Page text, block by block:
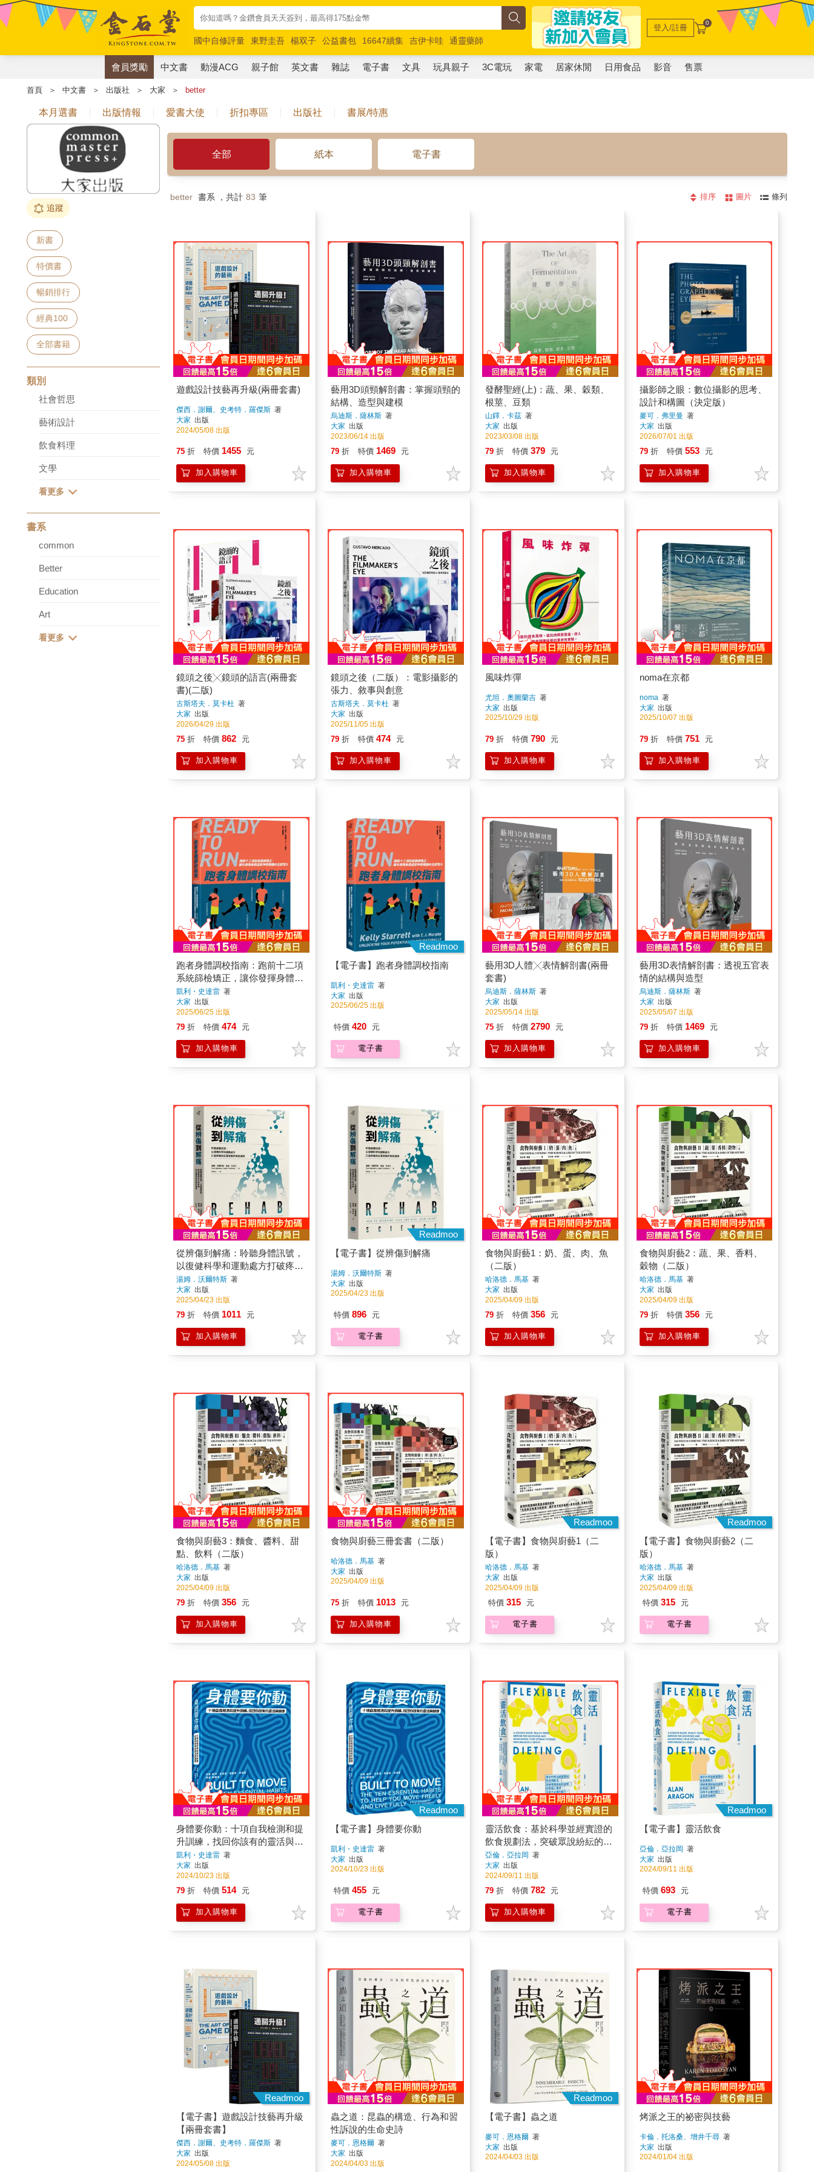
國中自修評量 東野圭吾 楊双子 公益書包 16647續集 吉伊卡哇
通靈藥師
唯紅花綻放
奧德賽 路邊攤新作 馬斯克 玩具總動員5 超慢跑
登入/註冊 0
會員獎勵 中文書 動漫ACG 親子館 英文書 雜誌 電子書 文具 玩具親子 3C電玩 家電 居家休閒 日用食品 影音 售票
首頁 ＞ 中文書 ＞ 出版社 ＞ 大家 ＞ better
本月選書 出版情報 愛書大使 折扣專區 出版社 書展/特惠
追蹤
新書
特價書
暢銷排行
經典100
全部書籍
類別
社會哲思
藝術設計
飲食料理
文學
書系
common
Better
Education
Art
全部 紙本 電子書
better 書系 ，共計 83 筆 排序 圖片 條列
遊戲設計技藝再升級(兩冊套書)
傑西．謝爾、史考特．羅傑斯 著
大家 出版
2024/05/08 出版
75 折 特價 1455 元
加入購物車
藝用3D頭頸解剖書：掌握頭頸的
結構、造型與建模
烏迪斯．薩林斯著
大家 出版
2023/06/14 出版
79 折 特價 1469 元
加入購物車
發酵聖經(上)：蔬、果、穀類、
根莖、豆類
山鐸．卡茲著
大家 出版
2023/03/08 出版
79 折 特價 379 元
加入購物車
攝影師之眼：數位攝影的思考、
設計和構圖（決定版）
麥可．弗里曼 著
大家 出版
2026/07/01 出版
79 折 特價 553 元
加入購物車
鏡頭之後╳鏡頭的語言(兩冊套
書)(二版)
古斯塔夫．莫卡杜 著
大家 出版
2026/04/29 出版
75 折 特價 862 元
加入購物車
鏡頭之後（二版）：電影攝影的
張力、敘事與創意
古斯塔夫．莫卡杜 著
大家 出版
2025/11/05 出版
79 折 特價 474 元
加入購物車
風味炸彈
尤坦．奧圖蘭吉著
大家 出版
2025/10/29 出版
79 折 特價 790 元
加入購物車
noma在京都
noma著
大家 出版
2025/10/07 出版
79 折 特價 751 元
加入購物車
跑者身體調校指南：跑前十二項
系統篩檢矯正，讓你發揮身體這
部神奇機器的全部潛力
凱利・史達雷 著
大家 出版
2025/06/25 出版
79 折 特價 474 元
加入購物車
Readmoo
【電子書】跑者身體調校指南
凱利・史達雷著
大家 出版
2025/06/25 出版
特價 420 元
電子書
藝用3D人體╳表情解剖書(兩冊
套書)
烏迪斯．薩林斯著
大家 出版
2025/05/14 出版
75 折 特價 2790 元
加入購物車
藝用3D表情解剖書：透視五官表
情的結構與造型
烏迪斯．薩林斯著
大家 出版
2025/05/07 出版
79 折 特價 1469 元
加入購物車
從辨傷到解痛：聆聽身體訊號，
以復健科學和運動處方打破疼痛
與反覆受傷的無助循環
湯姆．沃爾特斯 著
大家 出版
2025/04/23 出版
79 折 特價 1011 元
加入購物車
Readmoo
【電子書】從辨傷到解痛
湯姆．沃爾特斯著
大家 出版
2025/04/23 出版
特價 896 元
電子書
食物與廚藝1：奶、蛋、肉、魚
（二版）
哈洛德．馬基著
大家 出版
2025/04/09 出版
79 折 特價 356 元
加入購物車
食物與廚藝2：蔬、果、香料、
穀物（二版）
哈洛德．馬基著
大家 出版
2025/04/09 出版
79 折 特價 356 元
加入購物車
食物與廚藝3：麵食、醬料、甜
點、飲料（二版）
哈洛德．馬基 著
大家 出版
2025/04/09 出版
79 折 特價 356 元
加入購物車
食物與廚藝三冊套書（二版）
哈洛德．馬基著
大家 出版
2025/04/09 出版
75 折 特價 1013 元
加入購物車
Readmoo
【電子書】食物與廚藝1（二
版）
哈洛德．馬基著
大家 出版
2025/04/09 出版
特價 315 元
電子書
Readmoo
【電子書】食物與廚藝2（二
版）
哈洛德．馬基著
大家 出版
2025/04/09 出版
特價 315 元
電子書
身體要你動：十項自我檢測和提
升訓練，找回你該有的靈活與健
康
凱利・史達雷 著
大家 出版
2024/10/23 出版
79 折 特價 514 元
加入購物車
Readmoo
【電子書】身體要你動
凱利・史達雷著
大家 出版
2024/10/23 出版
特價 455 元
電子書
靈活飲食：基於科學並經實證的
飲食規劃法，突破眾說紛紜的迷
障，針對個人需求，去除不必要
的壓力，並且終生維持
亞倫．亞拉岡 著
大家 出版
2024/09/11 出版
79 折 特價 782 元
加入購物車
Readmoo
【電子書】靈活飲食
亞倫．亞拉岡 著
大家 出版
2024/09/11 出版
特價 693 元
電子書
Readmoo
【電子書】遊戲設計技藝再升級
【兩冊套書】
傑西．謝爾、史考特．羅傑斯 著
大家 出版
2024/05/08 出版
蟲之道：昆蟲的構造、行為和習
性訴說的生命史詩
麥可．恩格爾 著
大家 出版
2024/04/03 出版
Readmoo
【電子書】蟲之道
麥可．恩格爾著
大家 出版
2024/04/03 出版
烤派之王的祕密與技藝
卡倫．托洛桑、增井千尋著
大家 出版
2024/01/04 出版